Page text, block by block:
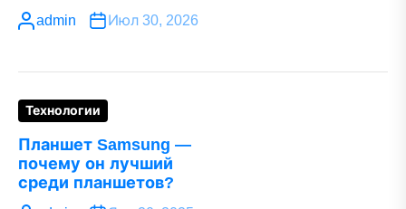
admin Июл 30, 2026
Технологии
Планшет Samsung —
почему он лучший
среди планшетов?